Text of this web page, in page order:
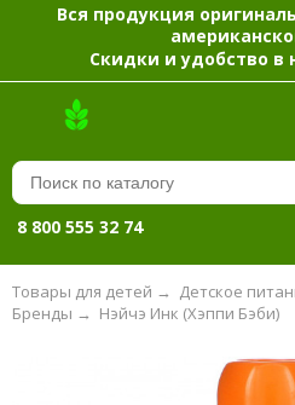
Вся продукция
Скидки и удобство в
8 800 555 32 74
Товары для детей → Детское
Нэйчэ Инк (Хэппи Бэби)
Бренды →